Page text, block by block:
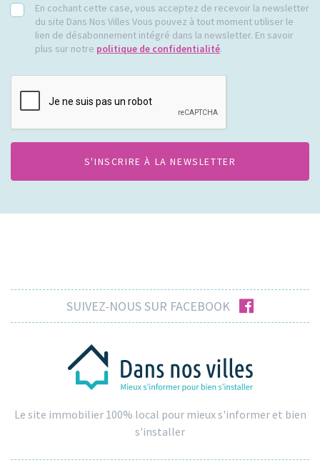
RGPDEn cochant cette case, vous acceptez de recevoir la newsletter
du site Dans Nos Villes Vous pouvez à tout moment utiliser le
lien de désabonnement intégré dans la newsletter. En savoir
plus sur notre politique de confidentialité.
SUIVEZ-NOUS SUR FACEBOOK facebook
Le site immobilier 100% local pour mieux s'informer et bien
s'installer